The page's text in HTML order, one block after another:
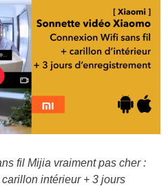
fil Mijia vraiment pas cher :
intérieur + 3 jours